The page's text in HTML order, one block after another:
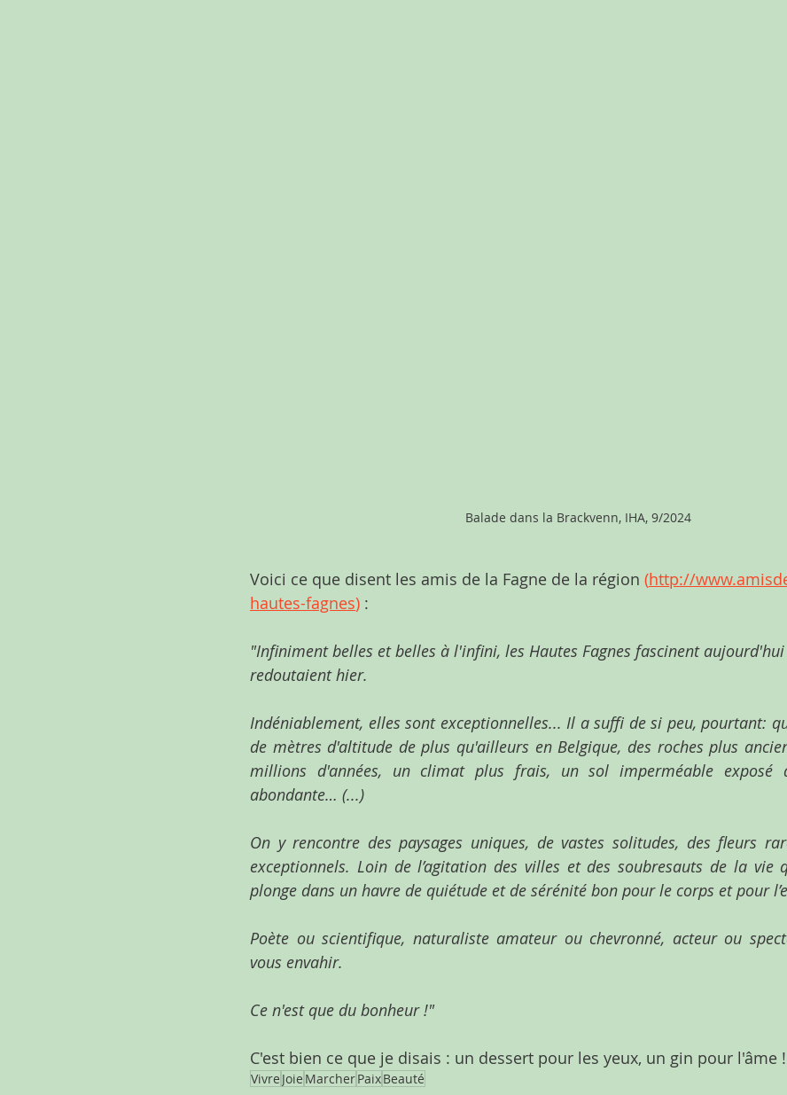
Balade dans la Brackvenn, IHA, 9/2024
Voici ce que disent les amis de la Fagne de la région (http://
hautes-fagnes) :
"Infiniment belles et belles à l'infini, les Hautes Fagnes fascinent
redoutaient hier.
Indéniablement, elles sont exceptionnelles... Il a suffi de si peu, pourtant:
de mètres d'altitude de plus qu'ailleurs en Belgique, des roches plus
millions d'années, un climat plus frais, un sol imperméable exposé
abondante… (...)
On y rencontre des paysages uniques, de vastes solitudes, des fleurs
exceptionnels. Loin de l’agitation des villes et des soubresauts de la vie
plonge dans un havre de quiétude et de sérénité bon pour le corps et pour
Poète ou scientifique, naturaliste amateur ou chevronné, acteur ou
vous envahir.
Ce n'est que du bonheur !"
C'est bien ce que je disais : un dessert pour les yeux, un gin pour l'âme
Vivre Joie MarcherPaixBeauté